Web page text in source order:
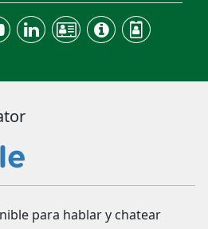
para hablar y chatear